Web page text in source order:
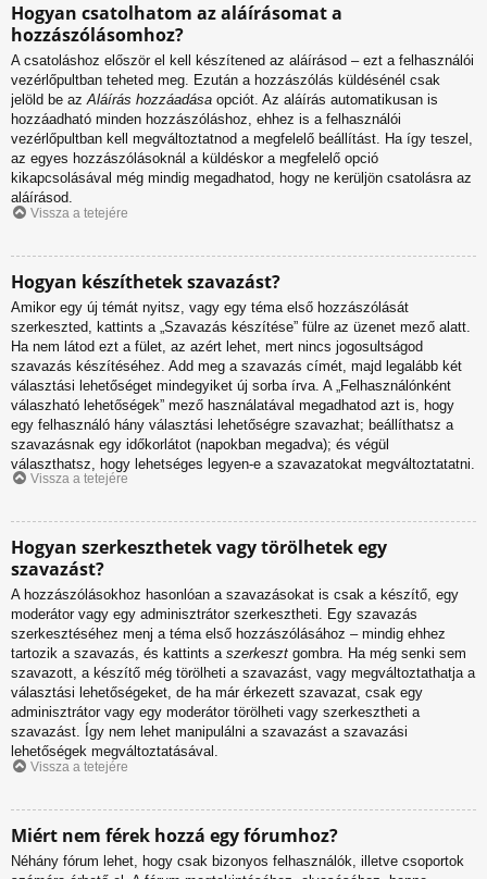
Hogyan csatolhatom az aláírásomat a
hozzászólásomhoz?
A csatoláshoz először el kell készítened az aláírásod – ezt a felhasználói
vezérlőpultban teheted meg. Ezután a hozzászólás küldésénél csak
jelöld be azAláírás hozzáadása opciót. Az aláírás automatikusan is
hozzáadható minden hozzászóláshoz, ehhez is a felhasználói
vezérlőpultban kell megváltoztatnod a megfelelő beállítást. Ha így teszel,
az egyes hozzászólásoknál a küldéskor a megfelelő opció
kikapcsolásával még mindig megadhatod, hogy ne kerüljön csatolásra az
aláírásod.
Vissza a tetejére
Hogyan készíthetek szavazást?
Amikor egy új témát nyitsz, vagy egy téma első hozzászólását
szerkeszted, kattints a „Szavazás készítése” fülre az üzenet mező alatt.
Ha nem látod ezt a fület, az azért lehet, mert nincs jogosultságod
szavazás készítéséhez. Add meg a szavazás címét, majd legalább két
választási lehetőséget mindegyiket új sorba írva. A „Felhasználónként
válaszható lehetőségek” mező használatával megadhatod azt is, hogy
egy felhasználó hány választási lehetőségre szavazhat; beállíthatsz a
szavazásnak egy időkorlátot (napokban megadva); és végül
választhatsz, hogy lehetséges legyen-e a szavazatokat megváltoztatatni.
Vissza a tetejére
Hogyan szerkeszthetek vagy törölhetek egy
szavazást?
A hozzászólásokhoz hasonlóan a szavazásokat is csak a készítő, egy
moderátor vagy egy adminisztrátor szerkesztheti. Egy szavazás
szerkesztéséhez menj a téma első hozzászólásához – mindig ehhez
tartozik a szavazás, és kattints a szerkeszt gombra. Ha még senki sem
szavazott, a készítő még törölheti a szavazást, vagy megváltoztathatja a
választási lehetőségeket, de ha már érkezett szavazat, csak egy
adminisztrátor vagy egy moderátor törölheti vagy szerkesztheti a
szavazást. Így nem lehet manipulálni a szavazást a szavazási
lehetőségek megváltoztatásával.
Vissza a tetejére
Miért nem férek hozzá egy fórumhoz?
Néhány fórum lehet, hogy csak bizonyos felhasználók, illetve csoportok